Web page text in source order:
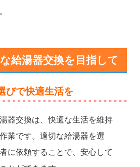
給湯器交換を目指して
びで快適生活を
器交換は、快適な生活を維持
業です。適切な給湯器を選
に依頼することで、安心して